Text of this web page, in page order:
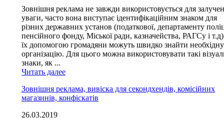
Зовнішня реклама не завжди використовується для
уваги, часто вона виступає ідентифікаційним знаком для
різних державних установ (податкової, департаменту
пенсійного фонду, Міської ради, казначейства, РАГСу і
їх допомогою громадяни можуть швидко знайти необхідну
організацію. Для цього можна використовувати такі
знаки, як ...
Читать далее
Зовнішня реклама, вивіска для секондхендів, комісійних
магазинів, конфіскатів
26.03.2019